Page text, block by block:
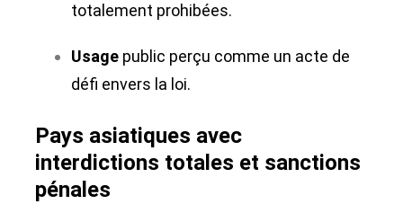
totalement prohibées.
Usage public perçu comme un acte de
défi envers la loi.
Pays asiatiques avec
interdictions totales et sanctions
pénales